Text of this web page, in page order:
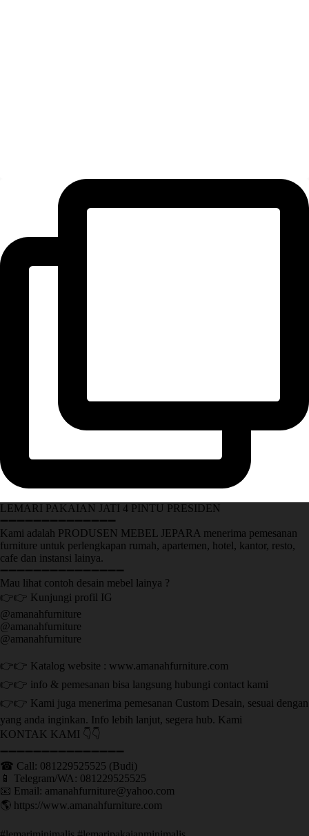
LEMARI PAKAIAN JATI 4 PINTU PRESIDEN
➖➖➖➖➖➖➖➖➖➖➖➖➖➖
Kami adalah PRODUSEN MEBEL JEPARA menerima pemesanan
furniture untuk perlengkapan rumah, apartemen, hotel, kantor, resto,
cafe dan instansi lainya.
➖➖➖➖➖➖➖➖➖➖➖➖➖➖➖
Mau lihat contoh desain mebel lainya ?
👉👉 Kunjungi profil IG
@amanahfurniture
@amanahfurniture
@amanahfurniture
👉👉 Katalog website : www.amanahfurniture.com
👉👉 info & pemesanan bisa langsung hubungi contact kami
👉👉 Kami juga menerima pemesanan Custom Desain, sesuai dengan
yang anda inginkan. Info lebih lanjut, segera hub. Kami
KONTAK KAMI 👇👇
➖➖➖➖➖➖➖➖➖➖➖➖➖➖➖ ㅤ
☎ Call: 081229525525 (Budi)
📱 Telegram/WA: 081229525525
📧 Email: amanahfurniture@yahoo.com
🌎 https://www.amanahfurniture.com